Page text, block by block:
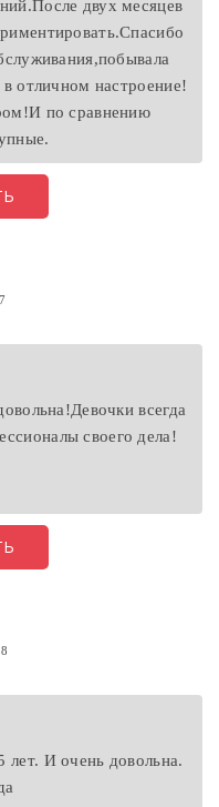
двух месяцев
отличном настроение!
по сравнению
всегда
своего дела!
И очень довольна.